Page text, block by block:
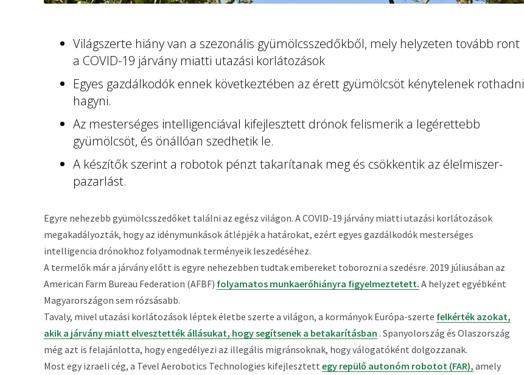
Világszerte hiány van a szezonális gyümölcsszedőkből, mely helyzeten tovább ront
a COVID-19 járvány miatti utazási korlátozások
Egyes gazdálkodók ennek következtében az érett gyümölcsöt kénytelenek rothadni
hagyni.
Az mesterséges intelligenciával kifejlesztett drónok felismerik a legérettebb
gyümölcsöt, és önállóan szedhetik le.
A készítők szerint a robotok pénzt takarítanak meg és csökkentik az élelmiszer-
pazarlást.
Egyre nehezebb gyümölcsszedőket találni az egész világon. A COVID-19 járvány miatti utazási korlátozások
megakadályozták, hogy az idénymunkások átlépjék a határokat, ezért egyes gazdálkodók mesterséges
intelligencia drónokhoz folyamodnak terményeik leszedéséhez.
A termelők már a járvány előtt is egyre nehezebben tudtak embereket toborozni a szedésre. 2019 júliusában az
American Farm Bureau Federation (AFBF) folyamatos munkaerőhiányra figyelmeztetett. A helyzet egyébként
Magyarországon sem rózsásabb.
Tavaly, mivel utazási korlátozások léptek életbe szerte a világon, a kormányok Európa-szerte felkérték azokat,
akik a járvány miatt elvesztették állásukat, hogy segítsenek a betakarításban . Spanyolország és Olaszország
még azt is felajánlotta, hogy engedélyezi az illegális migránsoknak, hogy válogatóként dolgozzanak.
Most egy izraeli cég, a Tevel Aerobotics Technologies kifejlesztett egy repülő autonóm robotot (FAR), amely